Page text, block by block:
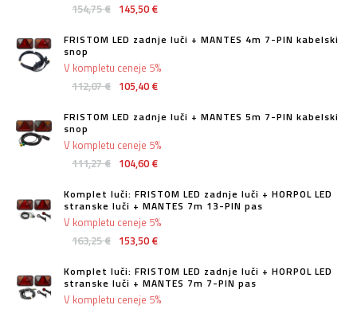
154,75 € 145,50 €
FRISTOM LED zadnje luči + MANTES 4m 7-PIN kabelski
snop
112,07 € 105,40 €
V kompletu ceneje 5%
FRISTOM LED zadnje luči + MANTES 5m 7-PIN kabelski
snop
111,27 € 104,60 €
V kompletu ceneje 5%
Komplet luči: FRISTOM LED zadnje luči + HORPOL LED
stranske luči + MANTES 7m 13-PIN pas
163,25 € 153,50 €
V kompletu ceneje 5%
Komplet luči: FRISTOM LED zadnje luči + HORPOL LED
stranske luči + MANTES 7m 7-PIN pas
V kompletu ceneje 5%